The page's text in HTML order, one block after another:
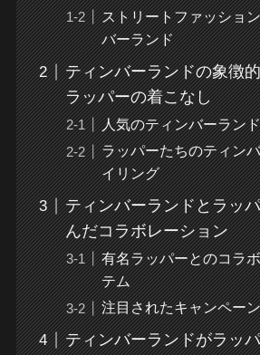
ストリートファッショ
バーランド
ティンバーランドの象徴
ラッパーの着こなし
人気のティンバーラン
ラッパーたちのティン
イリング
ティンバーランドとラッ
んだコラボレーション
有名ラッパーとのコラ
テム
注目されたキャンペー
ティンバーランドがラッ